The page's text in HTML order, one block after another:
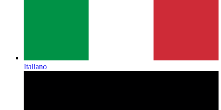
Italiano